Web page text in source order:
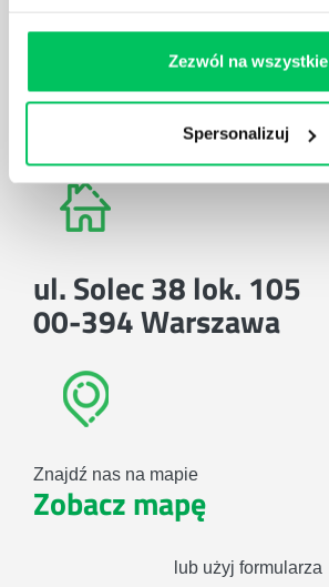
Zezwól na wszystkie
Spersonalizuj
E-mail:
biuro@projektgamma.pl
ul. Solec 38 lok. 105
00-394 Warszawa
Znajdź nas na mapie
Zobacz mapę
lub użyj formularza